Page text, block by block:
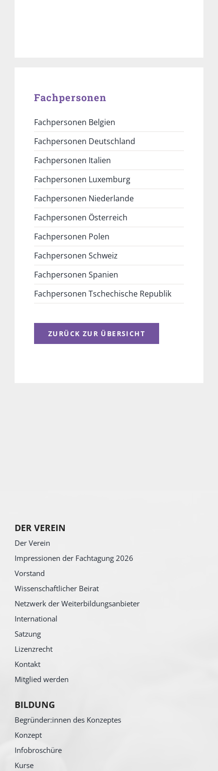
Fachpersonen
Fachpersonen Belgien
Fachpersonen Deutschland
Fachpersonen Italien
Fachpersonen Luxemburg
Fachpersonen Niederlande
Fachpersonen Österreich
Fachpersonen Polen
Fachpersonen Schweiz
Fachpersonen Spanien
Fachpersonen Tschechische Republik
ZURÜCK ZUR ÜBERSICHT
DER VEREIN
Der Verein
Impressionen der Fachtagung 2026
Vorstand
Wissenschaftlicher Beirat
Netzwerk der Weiterbildungsanbieter
International
Satzung
Lizenzrecht
Kontakt
Mitglied werden
BILDUNG
Begründer:innen des Konzeptes
Konzept
Infobroschüre
Kurse